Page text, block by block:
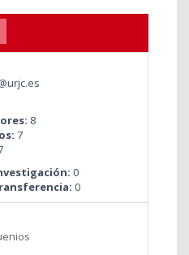
8
7
0
0